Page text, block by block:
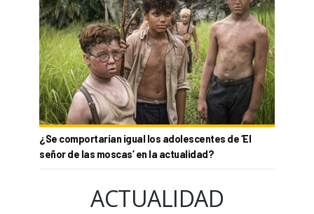
¿Se comportarían igual los adolescentes de ‘El
señor de las moscas’ en la actualidad?
ACTUALIDAD